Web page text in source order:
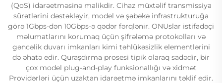
(QoS) idarəetməsinə malikdir. Cihaz müxtəlif transmissiya
sürətlərini dəstəkləyir, model və şəbəkə infrastrukturuğa
görə 1Gbps-dən 10Gbps-ə qədər fərqlənir. ONUslar istifadəçi
məlumatlarını korumaq üçün şifrələmə protokolları və
gəncəlik duvarı imkanları kimi təhlükəsizlik elementlərini
də əhatə edir. Quraşdırma prosesi tipik olaraq sadədir, bir
çox model plug-and-play funksionallığı və xidmət
Providərləri üçün uzaktan idarəetmə imkanlarını təklif edir.